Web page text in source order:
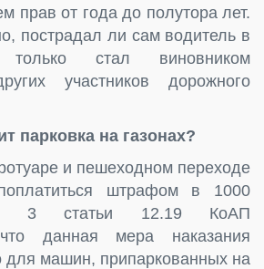
прав от года до полутора лет.
пострадал ли сам водитель в
стал виновником
участников дорожного
парковка на газонах?
и пешеходном переходе
штрафом в 1000
3 статьи 12.19 КоАП
данная мера наказания
для машин, припаркованных на